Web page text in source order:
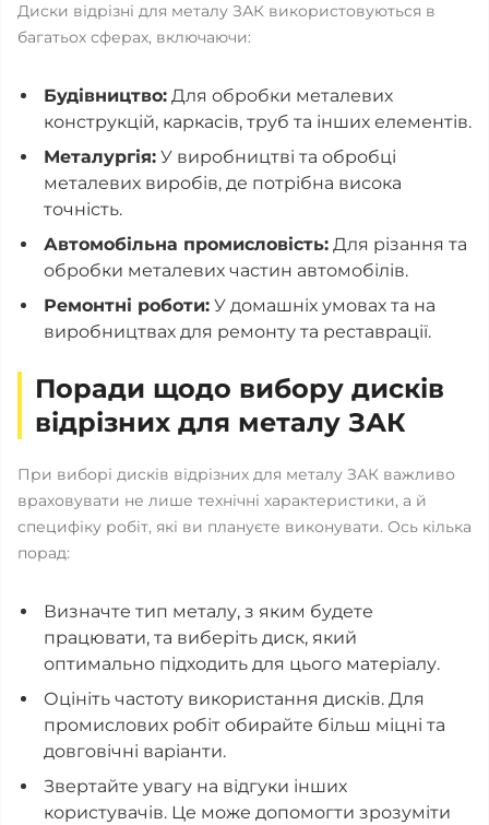
Диски відрізні для металу ЗАК використовуються в
багатьох сферах, включаючи:
Будівництво: Для обробки металевих
конструкцій, каркасів, труб та інших елементів.
Металургія: У виробництві та обробці
металевих виробів, де потрібна висока
точність.
Автомобільна промисловість: Для різання та
обробки металевих частин автомобілів.
Ремонтні роботи: У домашніх умовах та на
виробництвах для ремонту та реставрації.
Поради щодо вибору дисків
відрізних для металу ЗАК
При виборі дисків відрізних для металу ЗАК важливо
враховувати не лише технічні характеристики, а й
специфіку робіт, які ви плануєте виконувати. Ось кілька
порад:
Визначте тип металу, з яким будете
працювати, та виберіть диск, який
оптимально підходить для цього матеріалу.
Оцініть частоту використання дисків. Для
промислових робіт обирайте більш міцні та
довговічні варіанти.
Звертайте увагу на відгуки інших
користувачів. Це може допомогти зрозуміти